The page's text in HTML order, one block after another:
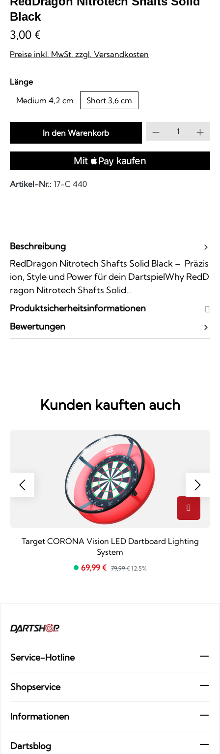
Black
3,00 €
Preise inkl. MwSt. zzgl. Versandkosten
Längeauswählen
Medium 4,2 cm
Short 3,6 cm
Produkt
In den Warenkorb
Artikel-Nr.: 17-C 440
Beschreibung
RedDragon Nitrotech Shafts Solid Black – Präzis
ion, Style und Power für dein DartspielWhy RedD
ragon Nitrotech Shafts Solid…
Produktsicherheitsinformationen
Bewertungen
Kunden kauften auch
Target CORONA Vision LED Dartboard Lighting
System
69,99 € 79,99 € 12.5%
Service-Hotline
Shopservice
Informationen
Dartsblog